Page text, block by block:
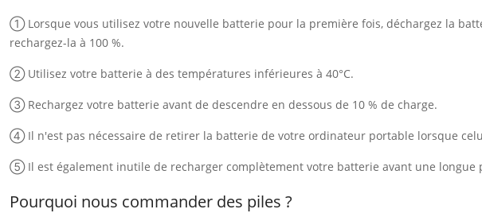
① Lorsque vous utilisez votre nouvelle batterie pour la première fois, déchargez la
rechargez-la à 100 %.
② Utilisez votre batterie à des températures inférieures à 40°C.
③ Rechargez votre batterie avant de descendre en dessous de 10 % de charge.
④ Il n'est pas nécessaire de retirer la batterie de votre ordinateur portable lorsque
⑤ Il est également inutile de recharger complètement votre batterie avant une longue
Pourquoi nous commander des piles ?